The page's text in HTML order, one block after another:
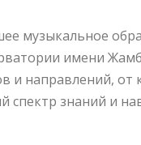
музыкальное
имени
и направлений, от
спектр знаний и